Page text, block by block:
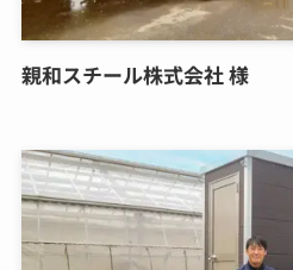
親和スチール株式会社 様